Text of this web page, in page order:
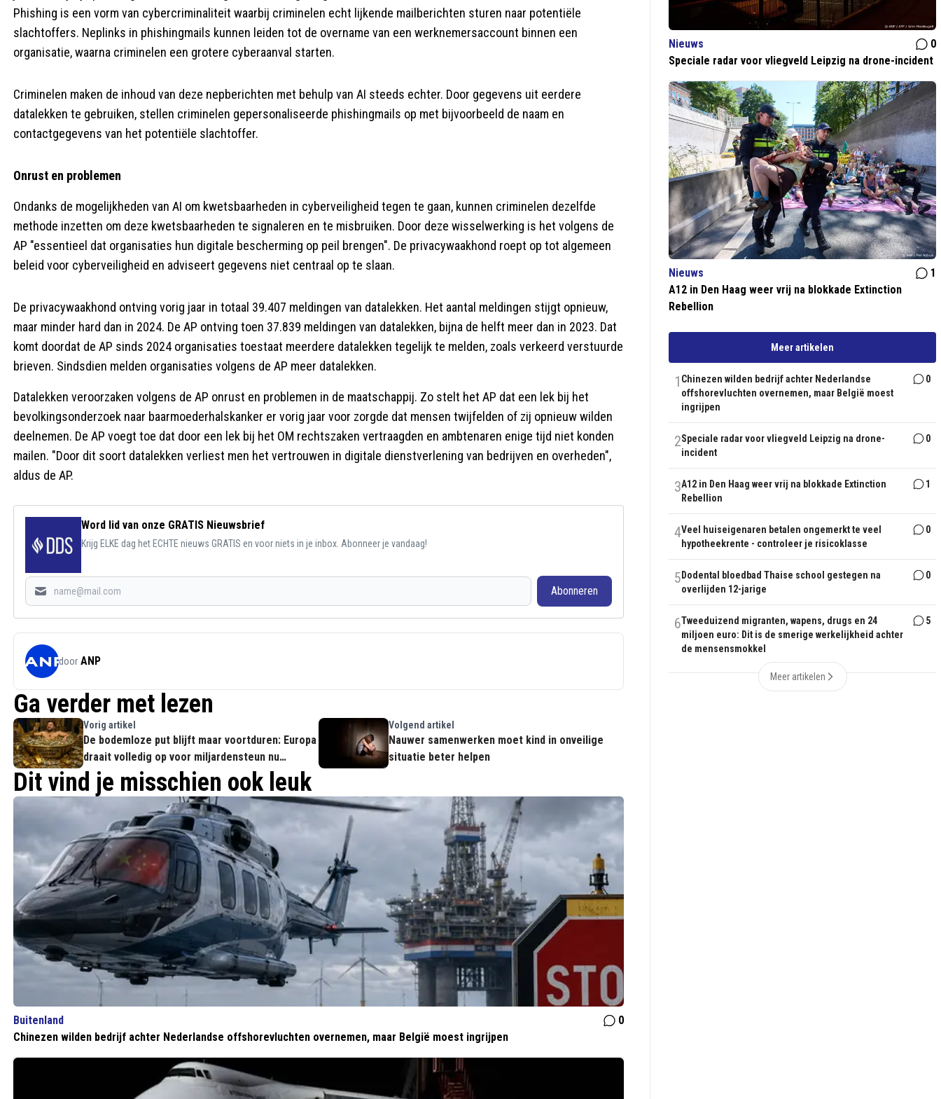
Phishing is een vorm van cybercriminaliteit waarbij criminelen echt lijkende mailberichten sturen naar potentiële
slachtoffers. Neplinks in phishingmails kunnen leiden tot de overname van een werknemersaccount binnen een
organisatie, waarna criminelen een grotere cyberaanval starten.
Criminelen maken de inhoud van deze nepberichten met behulp van AI steeds echter. Door gegevens uit eerdere
datalekken te gebruiken, stellen criminelen gepersonaliseerde phishingmails op met bijvoorbeeld de naam en
contactgegevens van het potentiële slachtoffer.
Onrust en problemen
Ondanks de mogelijkheden van AI om kwetsbaarheden in cyberveiligheid tegen te gaan, kunnen criminelen dezelfde
methode inzetten om deze kwetsbaarheden te signaleren en te misbruiken. Door deze wisselwerking is het volgens de
AP "essentieel dat organisaties hun digitale bescherming op peil brengen". De privacywaakhond roept op tot algemeen
beleid voor cyberveiligheid en adviseert gegevens niet centraal op te slaan.
De privacywaakhond ontving vorig jaar in totaal 39.407 meldingen van datalekken. Het aantal meldingen stijgt opnieuw,
maar minder hard dan in 2024. De AP ontving toen 37.839 meldingen van datalekken, bijna de helft meer dan in 2023. Dat
komt doordat de AP sinds 2024 organisaties toestaat meerdere datalekken tegelijk te melden, zoals verkeerd verstuurde
brieven. Sindsdien melden organisaties volgens de AP meer datalekken.
Datalekken veroorzaken volgens de AP onrust en problemen in de maatschappij. Zo stelt het AP dat een lek bij het
bevolkingsonderzoek naar baarmoederhalskanker er vorig jaar voor zorgde dat mensen twijfelden of zij opnieuw wilden
deelnemen. De AP voegt toe dat door een lek bij het OM rechtszaken vertraagden en ambtenaren enige tijd niet konden
mailen. "Door dit soort datalekken verliest men het vertrouwen in digitale dienstverlening van bedrijven en overheden",
aldus de AP.
Word lid van onze GRATIS Nieuwsbrief
Krijg ELKE dag het ECHTE nieuws GRATIS en voor niets in je inbox. Abonneer je vandaag!
Abonneren
door ANP
Ga verder met lezen
Vorig artikel
De bodemloze put blijft maar voortduren: Europa
draait volledig op voor miljardensteun nu
Amerika stopt
Volgend artikel
Nauwer samenwerken moet kind in onveilige
situatie beter helpen
Dit vind je misschien ook leuk
Buitenland
0
Chinezen wilden bedrijf achter Nederlandse offshorevluchten overnemen, maar België moest ingrijpen
Nieuws
0
Speciale radar voor vliegveld Leipzig na drone-incident
Nieuws
1
A12 in Den Haag weer vrij na blokkade Extinction
Rebellion
Meer artikelen
1 Chinezen wilden bedrijf achter Nederlandse
offshorevluchten overnemen, maar België moest
ingrijpen
0
2Speciale radar voor vliegveld Leipzig na drone-
incident
0
3A12 in Den Haag weer vrij na blokkade Extinction
Rebellion
1
4Veel huiseigenaren betalen ongemerkt te veel
hypotheekrente - controleer je risicoklasse
0
5 Dodental bloedbad Thaise school gestegen na
overlijden 12-jarige
0
6Tweeduizend migranten, wapens, drugs en 24
miljoen euro: Dit is de smerige werkelijkheid achter
de mensensmokkel
5
Meer artikelen